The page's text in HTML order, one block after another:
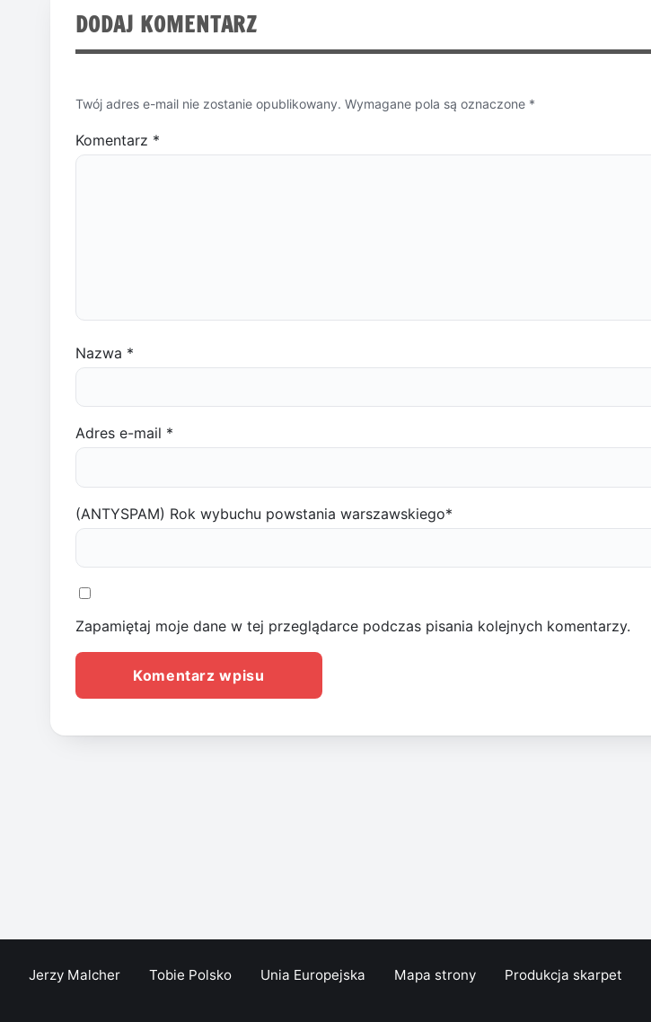
DODAJ KOMENTARZ
Twój adres e-mail nie zostanie opublikowany. Wymagane pola są oznaczone *
Komentarz *
Nazwa *
Adres e-mail *
(ANTYSPAM) Rok wybuchu powstania warszawskiego*
Zapamiętaj moje dane w tej przeglądarce podczas pisania kolejnych komentarzy.
Jerzy Malcher Tobie Polsko Unia Europejska Mapa strony Produkcja skarpet